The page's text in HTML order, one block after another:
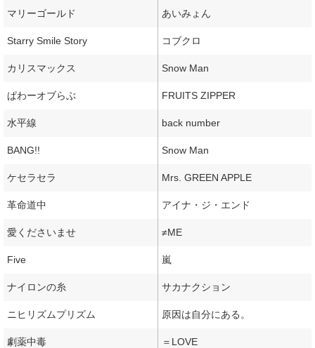
マリーゴールド あいみょん
Starry Smile Story コブクロ
カリスマックス Snow Man
ぱわーオブらぶ FRUITS ZIPPER
水平線 back number
BANG!! Snow Man
ケセラセラ Mrs. GREEN APPLE
革命道中 アイナ・ジ・エンド
愛くださいませ ≠ME
Five 嵐
ナイロンの糸 サカナクション
ニヒリズムプリズム 原因は自分にある。
劇薬中毒 ＝LOVE